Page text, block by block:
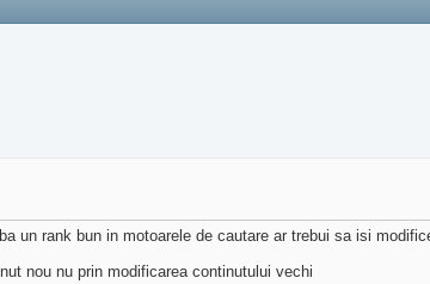
rank bun in motoarele de cautare ar trebui sa isi
nou nu prin modificarea continutului vechi